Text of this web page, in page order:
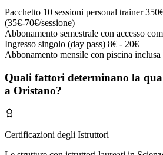
Pacchetto 10 sessioni personal trainer
(35€-70€/sessione)
Abbonamento semestrale con accesso
Ingresso singolo (day pass) 8€ - 20€
Abbonamento mensile con piscina inclusa
Quali fattori determinano la
a Oristano?
Certificazioni degli Istruttori